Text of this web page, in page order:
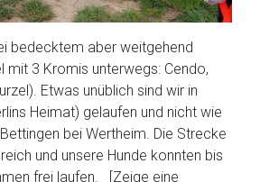
bedecktem aber weitgehend
mit 3 Kromis unterwegs: Cendo,
Etwas unüblich sind wir in
Heimat) gelaufen und nicht wie
bei Wertheim. Die Strecke
und unsere Hunde konnten bis
frei laufen. [Zeige eine